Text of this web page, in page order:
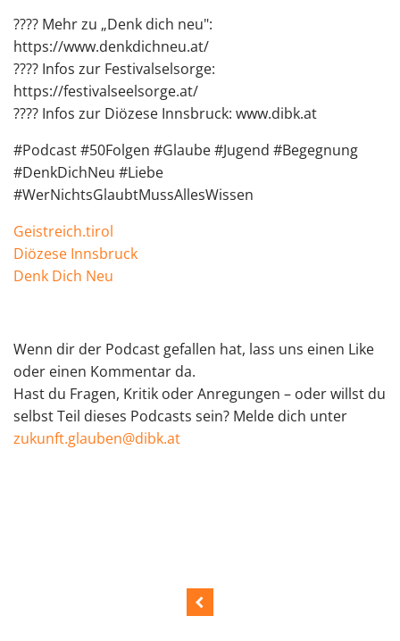
???? Mehr zu „Denk dich neu":
⁠https://www.denkdichneu.at/⁠
???? Infos zur Festivalselsorge:
⁠https://festivalseelsorge.at/⁠
???? Infos zur Diözese Innsbruck: ⁠www.dibk.at⁠
#Podcast #50Folgen #Glaube #Jugend #Begegnung
#DenkDichNeu #Liebe
#WerNichtsGlaubtMussAllesWissen
Geistreich.tirol ⁠
Diözese Innsbruck⁠
Denk Dich Neu⁠
Wenn dir der Podcast gefallen hat, lass uns einen Like
oder einen Kommentar da.
Hast du Fragen, Kritik oder Anregungen – oder willst du
selbst Teil dieses Podcasts sein? Melde dich unter
zukunft.glauben@dibk.at